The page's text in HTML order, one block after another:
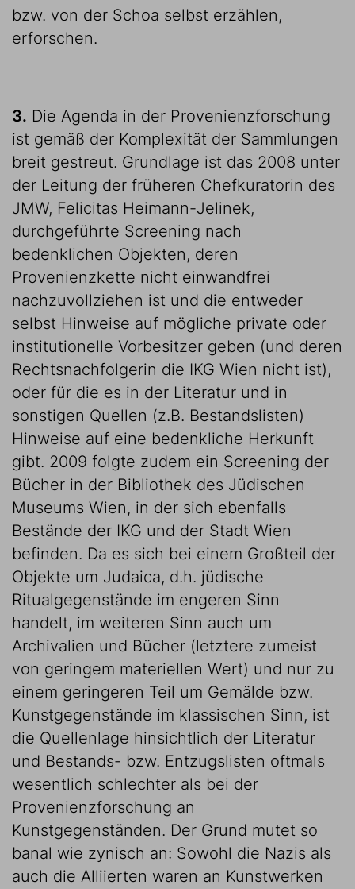
bzw. von der Schoa selbst erzählen,
erforschen.
3. Die Agenda in der Provenienzforschung
ist gemäß der Komplexität der Sammlungen
breit gestreut. Grundlage ist das 2008 unter
der Leitung der früheren Chefkuratorin des
JMW, Felicitas Heimann-Jelinek,
durchgeführte Screening nach
bedenklichen Objekten, deren
Provenienzkette nicht einwandfrei
nachzuvollziehen ist und die entweder
selbst Hinweise auf mögliche private oder
institutionelle Vorbesitzer geben (und deren
Rechtsnachfolgerin die IKG Wien nicht ist),
oder für die es in der Literatur und in
sonstigen Quellen (z.B. Bestandslisten)
Hinweise auf eine bedenkliche Herkunft
gibt. 2009 folgte zudem ein Screening der
Bücher in der Bibliothek des Jüdischen
Museums Wien, in der sich ebenfalls
Bestände der IKG und der Stadt Wien
befinden. Da es sich bei einem Großteil der
Objekte um Judaica, d.h. jüdische
Ritualgegenstände im engeren Sinn
handelt, im weiteren Sinn auch um
Archivalien und Bücher (letztere zumeist
von geringem materiellen Wert) und nur zu
einem geringeren Teil um Gemälde bzw.
Kunstgegenstände im klassischen Sinn, ist
die Quellenlage hinsichtlich der Literatur
und Bestands- bzw. Entzugslisten oftmals
wesentlich schlechter als bei der
Provenienzforschung an
Kunstgegenständen. Der Grund mutet so
banal wie zynisch an: Sowohl die Nazis als
auch die Alliierten waren an Kunstwerken